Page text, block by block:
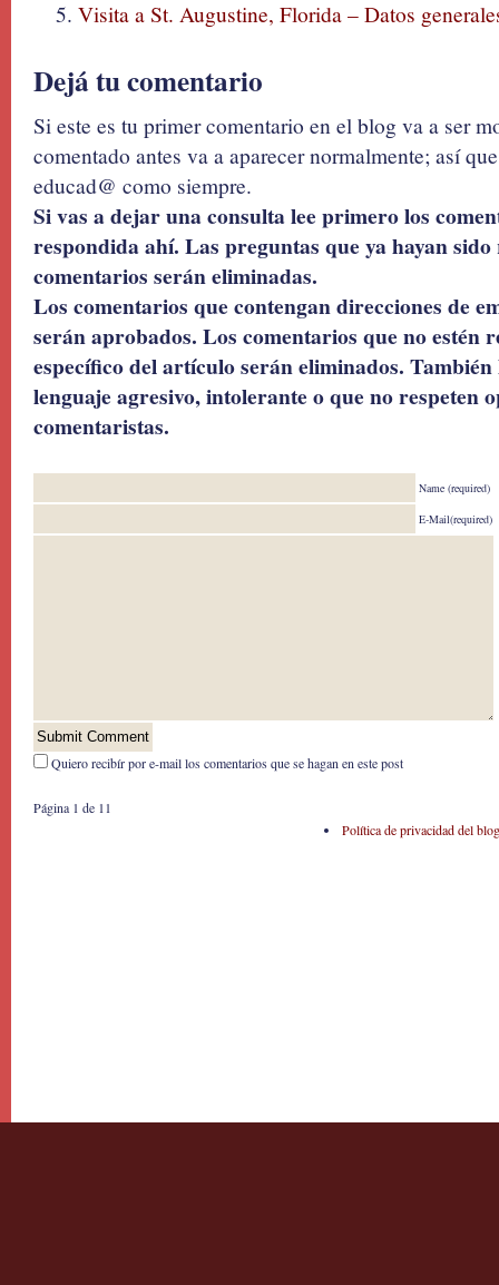
Visita a St. Augustine, Florida – Datos
Dejá tu comentario
Si este es tu primer comentario en el blog va a ser
comentado antes va a aparecer normalmente; así
educad@ como siempre.
Si vas a dejar una consulta lee primero los
respondida ahí. Las preguntas que ya hayan
comentarios serán eliminadas.
Los comentarios que contengan direcciones de
serán aprobados. Los comentarios que no estén
específico del artículo serán eliminados.
lenguaje agresivo, intolerante o que no respeten
comentaristas.
Name (required)
E-Mail(required)
Quiero recibír por e-mail los comentarios que se hagan en este post
Página 1 de 1 1
Política de privacidad del